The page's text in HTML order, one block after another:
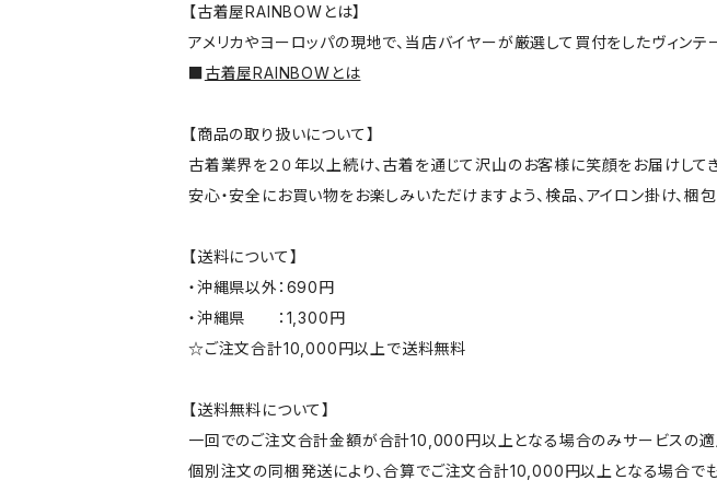
【古着屋RAINBOWとは】
アメリカやヨーロッパの現地で、当店バイヤーが厳選して買付をしたヴィン
■古着屋RAINBOWとは
【商品の取り扱いについて】
古着業界を２０年以上続け、古着を通じて沢山のお客様に笑顔をお届けしてき
安心・安全にお買い物をお楽しみいただけますよう、検品、アイロン掛け、梱
【送料について】
・沖縄県以外：690円
・沖縄県 ：1,300円
☆ご注文合計10,000円以上で送料無料
【送料無料について】
一回でのご注文合計金額が合計10,000円以上となる場合のみサービスの適
個別注文の同梱発送により、合算でご注文合計10,000円以上となる場合で